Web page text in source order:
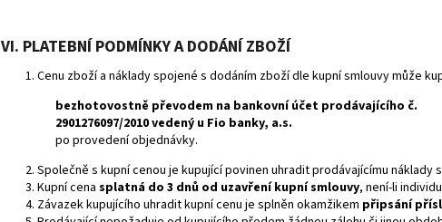
VI. PLATEBNÍ PODMÍNKY A DODÁNÍ ZBOŽÍ
Cenu zboží a náklady spojené s dodáním zboží dle kupní smlouvy může
bezhotovostně převodem na bankovní účet prodávajícího č.
2901276097/2010vedený u Fio banky, a.s.
po provedení objednávky.
Společně s kupní cenou je kupující povinen uhradit prodávajícímu
Kupní cena splatná do 3 dnů od uzavření kupní smlouvy, není-li
Závazek kupujícího uhradit kupní cenu je splněn okamžikem připsání